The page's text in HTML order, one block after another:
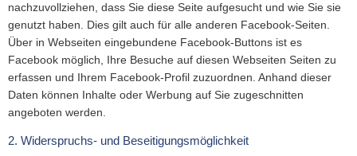
nachzuvollziehen, dass Sie diese Seite aufgesucht und wie Sie sie
genutzt haben. Dies gilt auch für alle anderen Facebook-Seiten.
Über in Webseiten eingebundene Facebook-Buttons ist es
Facebook möglich, Ihre Besuche auf diesen Webseiten Seiten zu
erfassen und Ihrem Facebook-Profil zuzuordnen. Anhand dieser
Daten können Inhalte oder Werbung auf Sie zugeschnitten
angeboten werden.
2. Widerspruchs- und Beseitigungsmöglichkeit